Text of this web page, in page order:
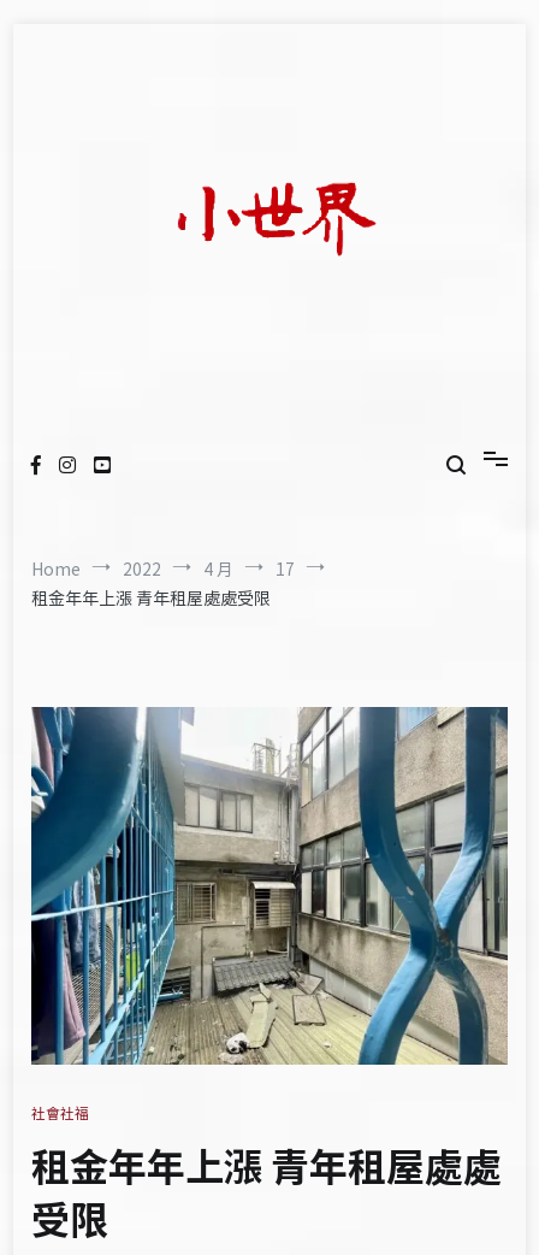
Home 2022 4 月
17
租金年年上漲 青年租屋處處受限
社會社福
租金年年上漲 青年租屋處處
受限